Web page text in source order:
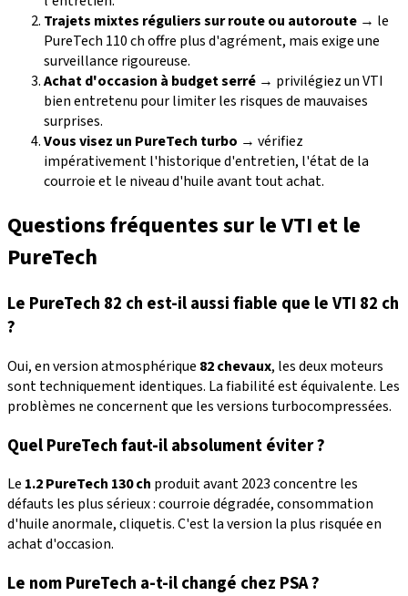
Trajets mixtes réguliers sur route ou autoroute → le
PureTech 110 ch offre plus d'agrément, mais exige une
surveillance rigoureuse.
Achat d'occasion à budget serré → privilégiez un VTI
bien entretenu pour limiter les risques de mauvaises
surprises.
Vous visez un PureTech turbo → vérifiez
impérativement l'historique d'entretien, l'état de la
courroie et le niveau d'huile avant tout achat.
Questions fréquentes sur le VTI et le
PureTech
Le PureTech 82 ch est-il aussi fiable que le VTI 82 ch
?
Oui, en version atmosphérique 82 chevaux, les deux moteurs
sont techniquement identiques. La fiabilité est équivalente. Les
problèmes ne concernent que les versions turbocompressées.
Quel PureTech faut-il absolument éviter ?
Le 1.2 PureTech 130 ch produit avant 2023 concentre les
défauts les plus sérieux : courroie dégradée, consommation
d'huile anormale, cliquetis. C'est la version la plus risquée en
achat d'occasion.
Le nom PureTech a-t-il changé chez PSA ?